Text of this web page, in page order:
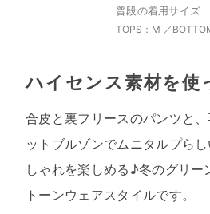
普段の着用サイズ
TOPS：M ／
ハイセンス素材を使
合皮と裏フリースのパンツと
ットブルゾンでムニタルプら
しゃれを楽しめる♪冬のグリー
トーンウェアスタイルです。